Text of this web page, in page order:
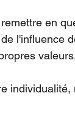
en
l'influence
individualité,